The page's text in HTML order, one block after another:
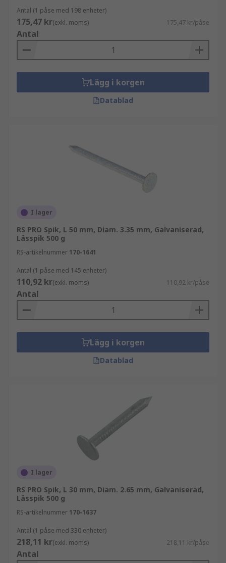
Antal (1 påse med 198 enheter)
175,47 kr(exkl. moms) 175,47 kr/påse
Antal
Lägg i korgen
Datablad
I lager
RS PRO Spik, L 50 mm, Diam. 3.35 mm, Galvaniserad,
Låsspik 500 g
RS-artikelnummer 170-1641
Antal (1 påse med 145 enheter)
110,92 kr(exkl. moms) 110,92 kr/påse
Antal
Lägg i korgen
Datablad
I lager
RS PRO Spik, L 30 mm, Diam. 2.65 mm, Galvaniserad,
Låsspik 500 g
RS-artikelnummer 170-1637
Antal (1 påse med 330 enheter)
218,11 kr(exkl. moms) 218,11 kr/påse
Antal